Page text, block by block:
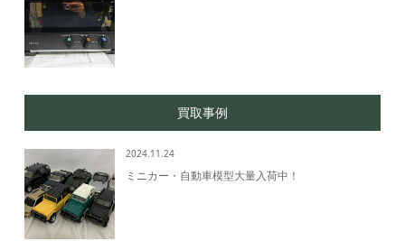
買取事例
2024.11.24
ミニカー・自動車模型大量入荷中！